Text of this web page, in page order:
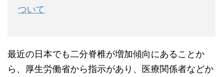
ついて
最近の日本でも二分脊椎が増加傾向にあることか
ら、厚生労働省から指示があり、医療関係者などか